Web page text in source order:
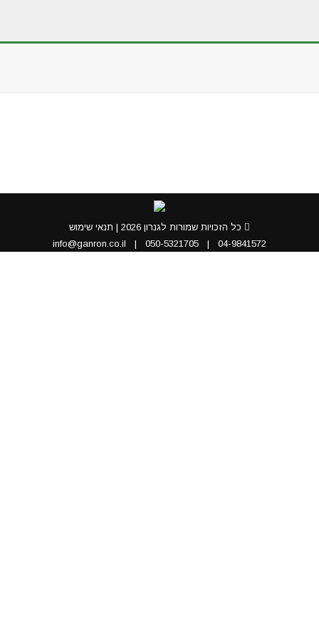
כל הזכויות שמורות לגנרון 2026 |
תנאי שימוש
04-9841572
|
050-5321705
|
info@ganron.co.il